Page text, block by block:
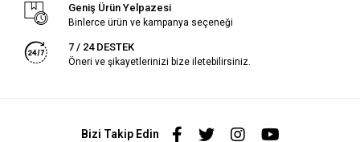
Geniş Ürün Yelpazesi
Binlerce ürün ve kampanya seçeneği
7 / 24 DESTEK
Öneri ve şikayetlerinizi bize iletebilirsiniz.
Bizi Takip Edin